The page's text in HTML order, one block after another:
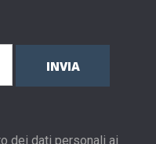
INVIA
dei dati personali ai